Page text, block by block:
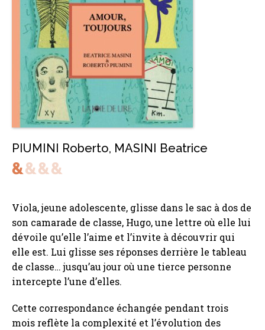
PIUMINI Roberto, MASINI Beatrice
Viola, jeune adolescente, glisse dans le sac à dos de
son camarade de classe, Hugo, une lettre où elle lui
dévoile qu’elle l’aime et l’invite à découvrir qui
elle est. Lui glisse ses réponses derrière le tableau
de classe… jusqu’au jour où une tierce personne
intercepte l’une d’elles.
Cette correspondance échangée pendant trois
mois reflète la complexité et l’évolution des